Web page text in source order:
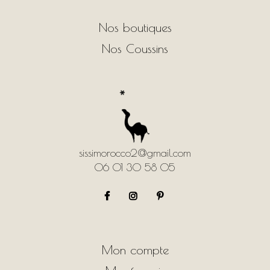
Nos boutiques
Nos Coussins
sissimorocco2@gmail.com
06 01 30 58 05
Mon compte